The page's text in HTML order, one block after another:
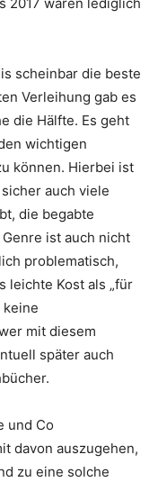
2017 waren lediglich
scheinbar die beste
Verleihung gab es
die Hälfte. Es geht
wichtigen
können. Hierbei ist
auch viele
die begabte
ist auch nicht
problematisch,
leichte Kost als „für
keine
mit diesem
später auch
und Co
davon auszugehen,
zu eine solche